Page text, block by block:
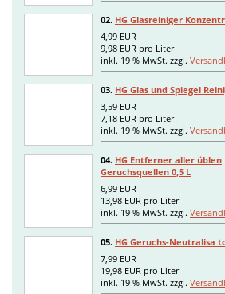
02. HG Glasreiniger
4,99 EUR
9,98 EUR pro Liter
inkl. 19 % MwSt. zzgl.
03. HG Glas und Spiegel
3,59 EUR
7,18 EUR pro Liter
inkl. 19 % MwSt. zzgl.
04. HG Entferner aller üblen
Geruchsquellen 0,5 L
6,99 EUR
13,98 EUR pro Liter
inkl. 19 % MwSt. zzgl.
05. HG Geruchs-Neutralisa
7,99 EUR
19,98 EUR pro Liter
inkl. 19 % MwSt. zzgl.